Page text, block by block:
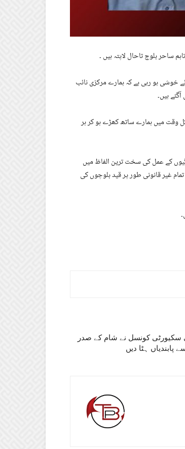
ساحر بلوچ تاحال لاپتہ ہیں ۔
خوشی ہو رہی ہے کہ ہمارے مرکزی نائب
ہیں۔
وقت میں ہمارے ساتھ کھڑے ہو کر ہر
کے عمل کی سخت ترین الفاظ میں
غیر قانونی طور پر قید بلوچوں کی
سکیورٹی کونسل نے شام کے صدر
پابندیاں ہٹا دیں